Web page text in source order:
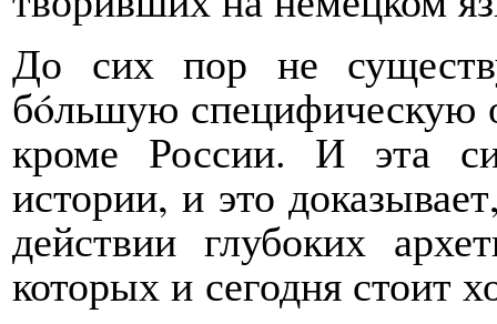
До сих пор не
бóльшую специфическую
кроме России. И эта
истории, и это
действии глубоких
которых и сегодня стоит